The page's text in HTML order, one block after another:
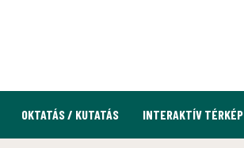
OKTATÁS / KUTATÁS INTERAKTÍV TÉRKÉP